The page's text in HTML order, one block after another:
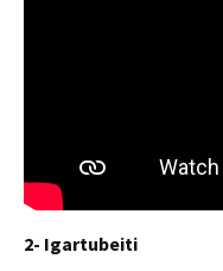
2- Igartubeiti